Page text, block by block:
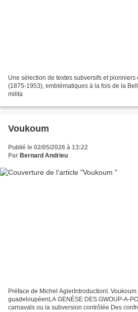
Une sélection de textes subversifs et
(1875-1953), emblématiques à la fois de la
milita
Voukoum
Publié le 02/05/2026 à 13:22
Par Bernard Andrieu
Préface de Michel AgierIntroductionI.
guadeloupéenLA GENÈSE DES GWOUP-A-
carnavals ou la subversion contrôlée Des